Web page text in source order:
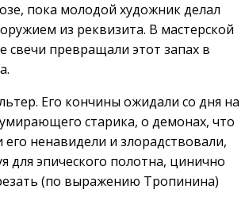
пока молодой художник делал
из реквизита. В мастерской
превращали этот запах в
Его кончины ожидали со дня на
старика, о демонах, что
ненавидели и злорадствовали,
для эпического полотна, цинично
(по выражению Тропинина)